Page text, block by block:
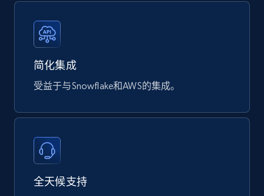
简化集成
受益于与Snowflake和AWS的集成。
全天候支持